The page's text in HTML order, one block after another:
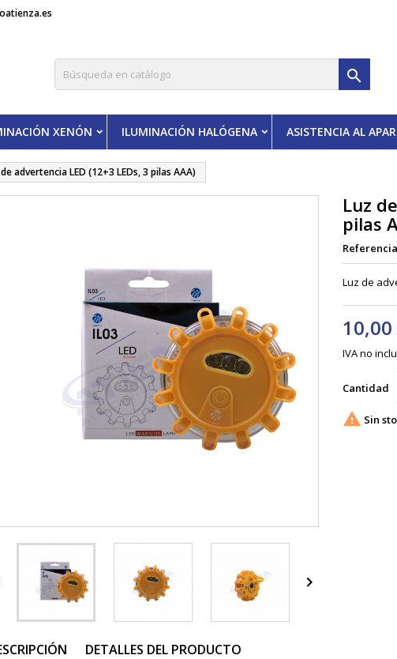

XENÓN ILUMINACIÓN HALÓGENA ASISTENCIA AL
advertencia LED (12+3 LEDs, 3 pilas AAA)

Luz
pilas
Referencia
Luz de
10,00
IVA no
Cantidad
 Sin
DETALLES DEL PRODUCTO